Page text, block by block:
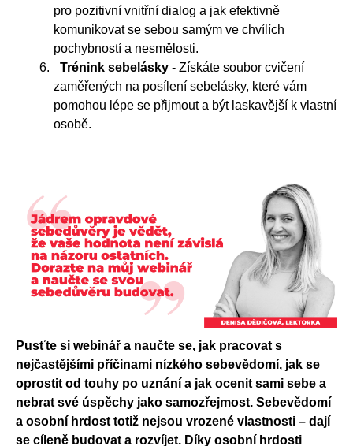
pro pozitivní vnitřní dialog a jak efektivně
komunikovat se sebou samým ve chvílích
pochybností a nesmělosti.
Trénink sebelásky- Získáte soubor cvičení
zaměřených na posílení sebelásky, které vám
pomohou lépe se přijmout a být laskavější k vlastní
osobě.
Pusťte si webinář a naučte se, jak pracovat s
nejčastějšími příčinami nízkého sebevědomí, jak se
oprostit od touhy po uznání a jak ocenit sami sebe a
nebrat své úspěchy jako samozřejmost. Sebevědomí
a osobní hrdost totiž nejsou vrozené vlastnosti – dají
se cíleně budovat a rozvíjet. Díky osobní hrdosti